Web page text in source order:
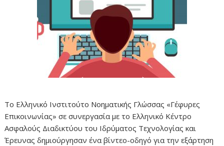
Το Ελληνικό Ινστιτούτο Νοηματικής Γλώσσας «Γέφυρες
Επικοινωνίας» σε συνεργασία με το Ελληνικό Κέντρο
Ασφαλούς Διαδικτύου του Ιδρύματος Τεχνολογίας και
Έρευνας δημιούργησαν ένα βίντεο-οδηγό για την εξάρτηση